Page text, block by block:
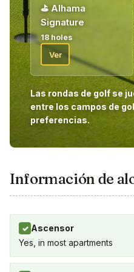
de nuestro anfitrión de golf en
¡Bienvenido!
⛳ Alhama
Signature
18 holes
Ver
Las rondas de golf se
entre los campos de
preferencias.
Información de
✓ Ascensor
Yes, in most apartments